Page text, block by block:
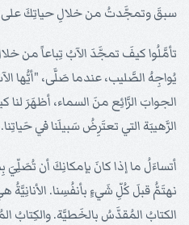
سبقَ وتمجَّدتُ من خلالِ حياتِكَ على
تأمَّلُوا كيفَ تمجَّدَ الآبُ تِباعاً من
يُواجِهُ الصَّليب، عندما صَلَّى، "أيُّها
الجوابَ الرَّائِع منَ السماء، أظهَرَ
الرَّهيبَة التي تعتَرِضُ سَبيلَنا في حَياتِنا.
أتساءَلُ ما إذا كانَ بإمكانِكَ أن
نهتَمُّ قبلَ كُلِّ شَيءٍ بأنفُسِنا.
الكتابُ المُقدَّسُ بالخَطيَّة. والكِتابُ